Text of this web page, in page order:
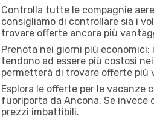
Controlla tutte le compagnie
consigliamo di controllare sia i
trovare offerte ancora più
Prenota nei giorni più
tendono ad essere più costosi
permetterà di trovare offerte più
Esplora le offerte per le
fuoriporta da Ancona. Se invece
prezzi imbattibili.